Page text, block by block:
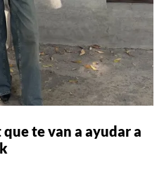
te van a ayudar a